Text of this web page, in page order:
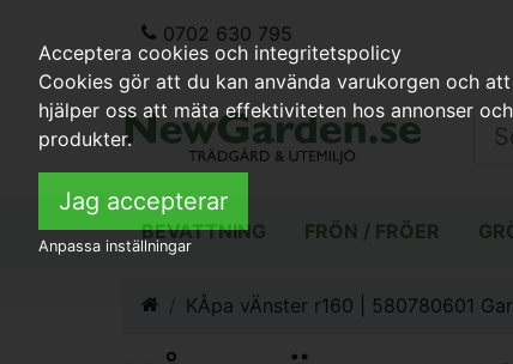
0702 630 795
BEVATTNING FRÖN / FRÖER
KÅpa vÄnster r160 | 580780601
Acceptera cookies och integritetspolicy
Cookies gör att du kan använda varukorgen och
hjälper oss att mäta effektiviteten hos annonser
produkter.
Jag accepterar
Anpassa inställningar